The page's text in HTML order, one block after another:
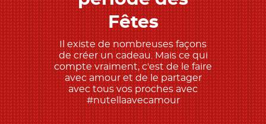
Fêtes
Il existe de nombreuses façons
de créer un cadeau. Mais ce qui
compte vraiment, c'est de le faire
avec amour et de le partager
avec tous vos proches avec
#nutellaavecamour